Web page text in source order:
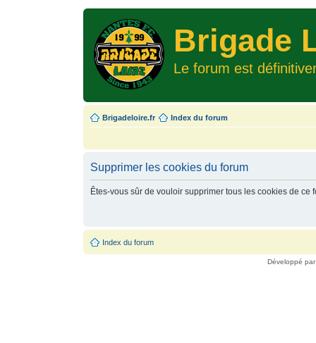
Brigade
Le forum est
Brigadeloire.fr Index du forum
Supprimer les cookies du forum
Êtes-vous sûr de vouloir supprimer tous les cookies de ce
Index du forum
Développé